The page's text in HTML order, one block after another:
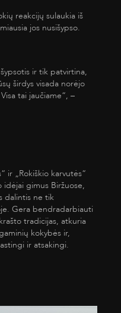
reakcijų sulaukia iš
jos nusišypso.
ir tik patvirtina,
širdys visada norėjo
tai jaučiame“, –
ir „Rokiškio karvutės“
idėjai gimus Biržuose,
dalintis ne tik
Gera bendradarbiauti
tradicijas, atkuria
kokybės ir,
ir atsakingi.